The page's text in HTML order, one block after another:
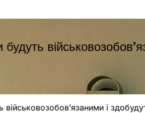
військовозобов’язаними і